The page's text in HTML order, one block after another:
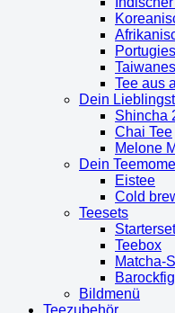
Tee aus
Dein
Shincha
Chai Tee
Melone
Dein
Eistee
Cold
Teesets
Starterset
Teebox
Matcha-
Bildmenü
Teezubehör